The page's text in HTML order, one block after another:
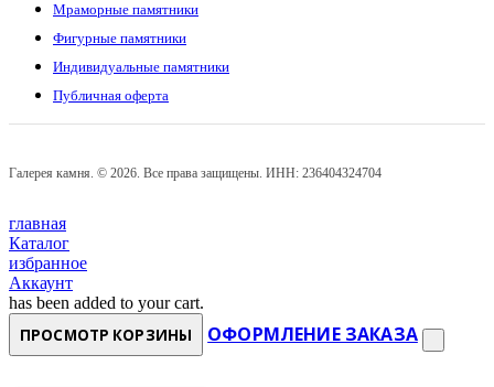
Мраморные памятники
Фигурные памятники
Индивидуальные памятники
Публичная оферта
Галерея камня. © 2026. Все права защищены. ИНН: 236404324704
главная
Каталог
избранное
Аккаунт
has been added to your cart.
ПРОСМОТР КОРЗИНЫ ОФОРМЛЕНИЕ ЗАКАЗА